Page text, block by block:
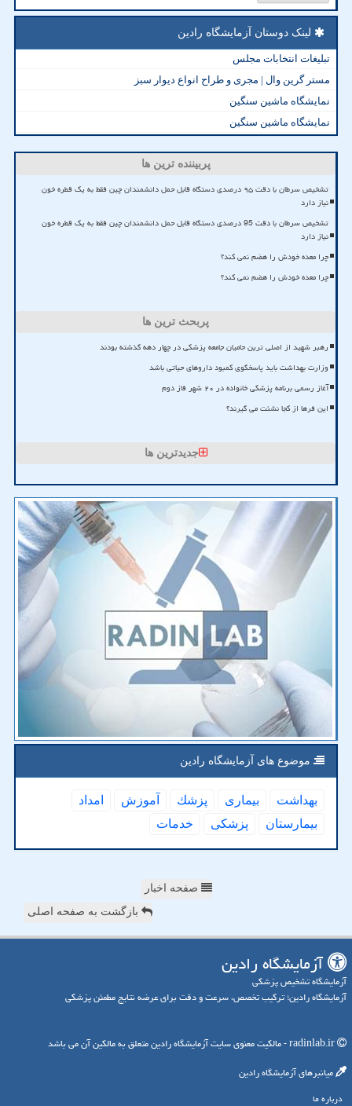
لینک دوستان آزمایشگاه رادین
تبلیغات انتخابات مجلس
مستر گرین وال | مجری و طراح انواع دیوار سبز
نمایشگاه ماشین سنگین
نمایشگاه ماشین سنگین
پربیننده ترین ها
تشخیص سرطان با دقت ۹۵ درصدی دستگاه قابل حمل دانشمندان چین فقط به یک قطره خون
نیاز دارد
تشخیص سرطان با دقت 95 درصدی دستگاه قابل حمل دانشمندان چین فقط به یک قطره خون
نیاز دارد
چرا معده خودش را هضم نمی کند؟
چرا معده خودش را هضم نمی کند؟
پربحث ترین ها
رهبر شهید از اصلی ترین حامیان جامعه پزشکی در چهار دهه گذشته بودند
وزارت بهداشت باید پاسخگوی کمبود داروهای حیاتی باشد
آغاز رسمی برنامه پزشکی خانواده در ۲۰ شهر فاز دوم
این فرها از کجا نشئت می گیرند؟
جدیدترین ها
موضوع های آزمایشگاه رادین
بهداشت بیماری پزشك آموزش
امداد
بیمارستان
پزشكی خدمات
صفحه اخبار
بازگشت به صفحه اصلی
آزمایشگاه رادین
آزمایشگاه تشخیص پزشکی
آزمایشگاه رادین؛ ترکیب تخصص، سرعت و دقت برای عرضه نتایج مطمئن پزشکی
میانبرهای آزمایشگاه رادین
درباره ما